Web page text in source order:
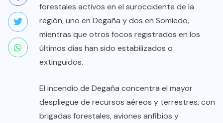
forestales activos en el suroccidente de la
región, uno en Degaña y dos en Somiedo,
mientras que otros focos registrados en los
últimos días han sido estabilizados o
extinguidos.
El incendio de Degaña concentra el mayor
despliegue de recursos aéreos y terrestres, con
brigadas forestales, aviones anfibios y